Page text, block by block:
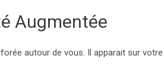
Augmentée
autour de vous. Il apparait sur